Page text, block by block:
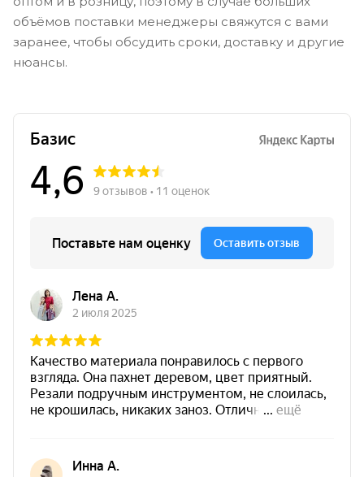
объёмов поставки менеджеры свяжутся с вами
заранее, чтобы обсудить сроки, доставку и другие
нюансы.